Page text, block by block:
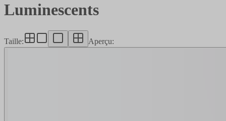
Luminescents
Taille: Aperçu: